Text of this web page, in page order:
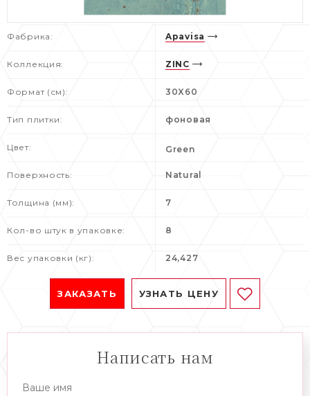
Фабрика: Apavisa
Коллекция: ZINC
Формат (см): 30X60
Тип плитки: фоновая
Цвет: Green
Поверхность: Natural
Толщина (мм): 7
Кол-во штук в упаковке: 8
Вес упаковки (кг): 24,427
ЗАКАЗАТЬ УЗНАТЬ ЦЕНУ
Написать нам